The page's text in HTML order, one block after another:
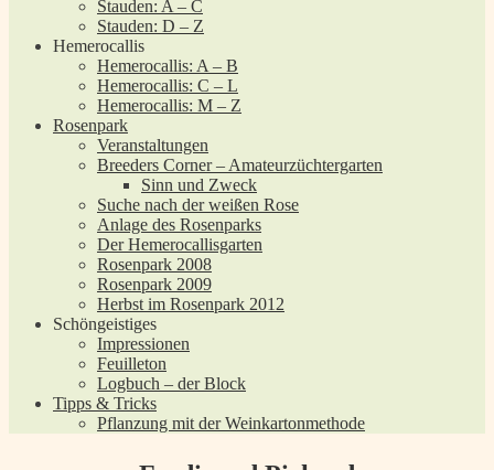
Stauden: A – C
Stauden: D – Z
Hemerocallis
Hemerocallis: A – B
Hemerocallis: C – L
Hemerocallis: M – Z
Rosenpark
Veranstaltungen
Breeders Corner – Amateurzüchtergarten
Sinn und Zweck
Suche nach der weißen Rose
Anlage des Rosenparks
Der Hemerocallisgarten
Rosenpark 2008
Rosenpark 2009
Herbst im Rosenpark 2012
Schöngeistiges
Impressionen
Feuilleton
Logbuch – der Block
Tipps & Tricks
Pflanzung mit der Weinkartonmethode